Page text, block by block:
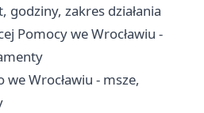
godziny, zakres działania
Pomocy we Wrocławiu -
we Wrocławiu - msze,